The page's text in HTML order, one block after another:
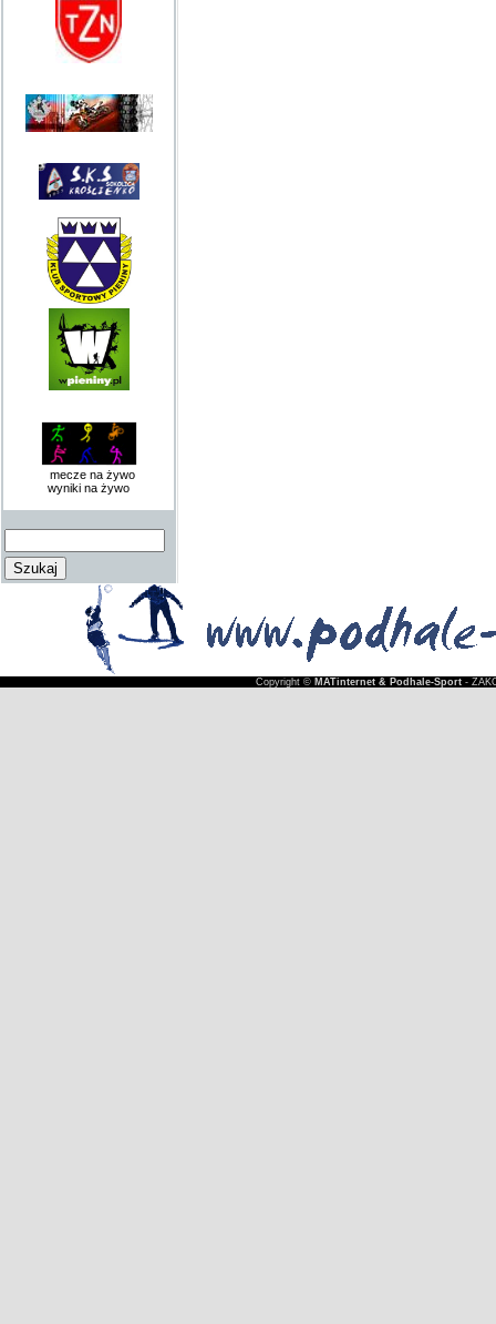
mecze na żywo
wyniki na żywo
Copyright © MATinternet & Podhale-Sport-